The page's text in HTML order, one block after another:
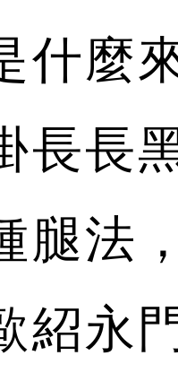
什麼
長長
腿法
紹永